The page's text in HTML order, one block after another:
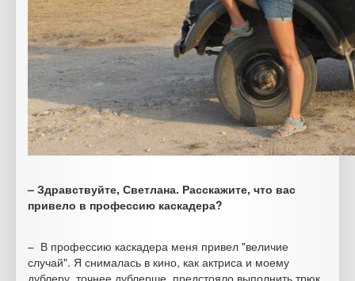
– Здравствуйте, Светлана. Расскажите, что вас
привело в профессию каскадера?
– В профессию каскадера меня привел "величие
случай". Я снималась в кино, как актриса и моему
дублеру, точнее дублерше, предстояло выполнить трюк.